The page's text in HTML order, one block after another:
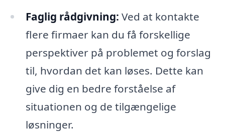
Faglig rådgivning: Ved at kontakte
flere firmaer kan du få forskellige
perspektiver på problemet og forslag
til, hvordan det kan løses. Dette kan
give dig en bedre forståelse af
situationen og de tilgængelige
løsninger.